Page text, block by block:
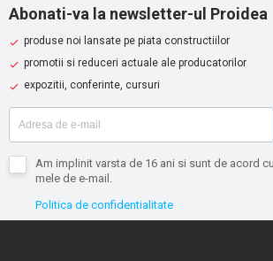
Abonati-va la newsletter-ul Proidea
produse noi lansate pe piata constructiilor
promotii si reduceri actuale ale producatorilor
expozitii, conferinte, cursuri
Am implinit varsta de 16 ani si sunt de acord
mele de e-mail.
Politica de confidentialitate